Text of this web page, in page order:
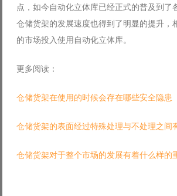
点，如今自动化立体库已经正式的普及到了
仓储货架的发展速度也得到了明显的提升，
的市场投入使用自动化立体库。
更多阅读：
仓储货架在使用的时候会存在哪些安全隐患
仓储货架的表面经过特殊处理与不处理之间
仓储货架对于整个市场的发展有着什么样的